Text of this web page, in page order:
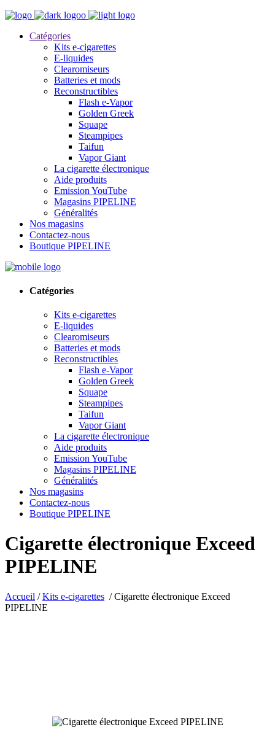
Catégories
Kits e-cigarettes
E-liquides
Clearomiseurs
Batteries et mods
Reconstructibles
Flash e-Vapor
Golden Greek
Squape
Steampipes
Taifun
Vapor Giant
La cigarette électronique
Aide produits
Emission YouTube
Magasins PIPELINE
Généralités
Nos magasins
Contactez-nous
Boutique PIPELINE
Catégories
Kits e-cigarettes
E-liquides
Clearomiseurs
Batteries et mods
Reconstructibles
Flash e-Vapor
Golden Greek
Squape
Steampipes
Taifun
Vapor Giant
La cigarette électronique
Aide produits
Emission YouTube
Magasins PIPELINE
Généralités
Nos magasins
Contactez-nous
Boutique PIPELINE
Cigarette électronique Exceed
PIPELINE
Accueil /Kits e-cigarettes /Cigarette électronique Exceed
PIPELINE